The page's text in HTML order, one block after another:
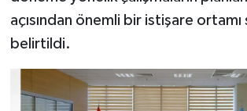
açısından önemli bir istişare ortamı
belirtildi.